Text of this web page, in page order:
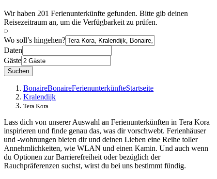
Wir haben 201 Ferienunterkünfte gefunden. Bitte gib deinen
Reisezeitraum an, um die Verfügbarkeit zu prüfen.
Wo soll’s hingehen?
Daten
Gäste
Suchen
BonaireBonaireFerienunterkünfteStartseite
Kralendijk
Tera Kora
Lass dich von unserer Auswahl an Ferienunterkünften in Tera Kora
inspirieren und finde genau das, was dir vorschwebt. Ferienhäuser
und -wohnungen bieten dir und deinen Lieben eine Reihe toller
Annehmlichkeiten, wie WLAN und einen Kamin. Und auch wenn
du Optionen zur Barrierefreiheit oder bezüglich der
Rauchpräferenzen suchst, wirst du bei uns bestimmt fündig.